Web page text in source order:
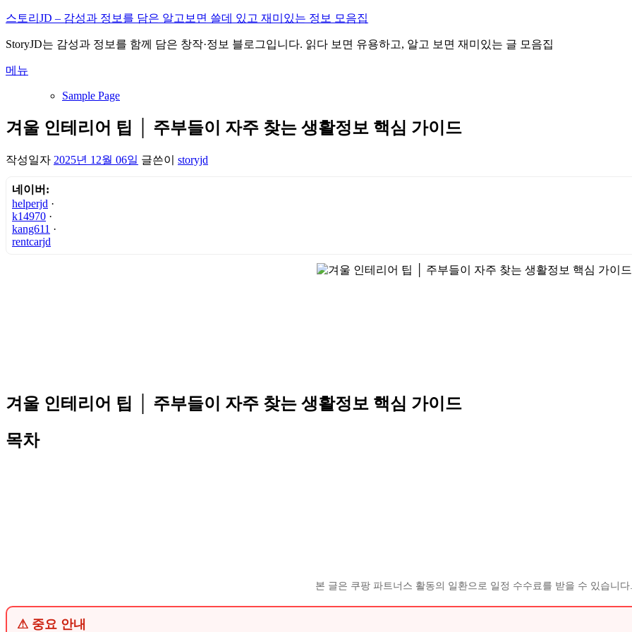
내
으
바
기
스토리JD – 감성과 정보를 담은 알고보면 쓸데 있고 재미있는 정보 모음집
StoryJD는 감성과 정보를 함께 담은 창작·정보 블로그입니다. 읽다 보면 유용하고, 알고 보면 재미있는 글 모음집
메뉴
Sample Page
겨울 인테리어 팁 │ 주부들이 자주 찾는 생활정보 핵심 가이드
작성일자 2025년 12월 06일 글쓴이 storyjd
네이버:
helperjd ·
k14970 ·
kang611 ·
rentcarjd
겨울 인테리어 팁 │ 주부들이 자주 찾는 생활정보 핵심 가이드
목차
본 글은 쿠팡 파트너스 활동의 일환으로 일정 수수료를 받을 수 있습니다.
⚠ 중요 안내